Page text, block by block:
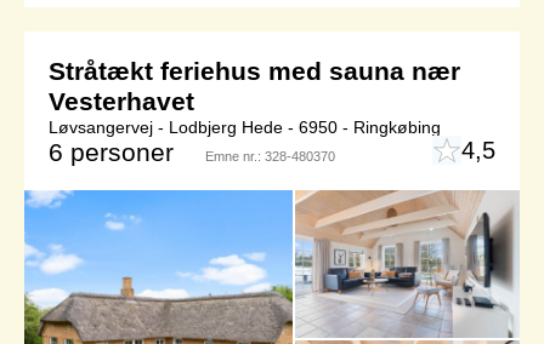
Stråtækt feriehus med sauna nær
Vesterhavet
Løvsangervej - Lodbjerg Hede - 6950 - Ringkøbing
6 personer Emne nr.: 328-480370 4,5